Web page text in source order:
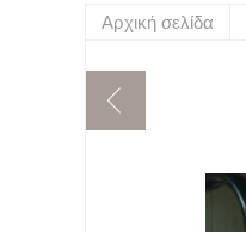
Αρχική σελίδα